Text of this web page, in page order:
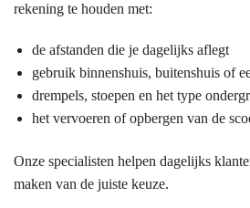
rekening te houden met:
de afstanden die je dagelijks aflegt
gebruik binnenshuis, buitenshuis of
drempels, stoepen en het type
het vervoeren of opbergen van de
Onze specialisten helpen dagelijks
maken van de juiste keuze.